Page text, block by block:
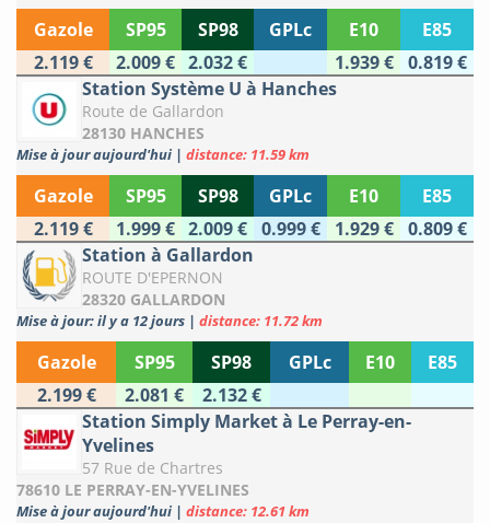
Gazole SP95 SP98 GPLc E10
E85
2.119 €
2.009 € 2.032 € 1.939 €
0.819 €
Station Système U à Hanches
Route de Gallardon
28130 HANCHES
Mise à jour aujourd'hui | distance: 11.59 km
Gazole SP95 SP98 GPLc E10
E85
2.119 €
1.999 € 2.009 € 0.999 € 1.929 €
0.809 €
Station à Gallardon
ROUTE D'EPERNON
28320 GALLARDON
Mise à jour: il y a 12 jours | distance: 11.72 km
Gazole SP95 SP98 GPLc E10
E85
2.199 €
2.081 €
2.132 €
Station Simply Market à Le Perray-en-
Yvelines
57 Rue de Chartres
78610 LE PERRAY-EN-YVELINES
Mise à jour aujourd'hui | distance: 12.61 km